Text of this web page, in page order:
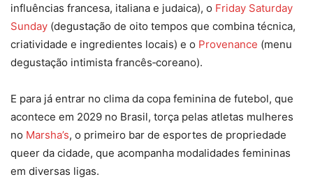
influências francesa, italiana e judaica), o Friday Saturday
Sunday (degustação de oito tempos que combina técnica,
criatividade e ingredientes locais) e o Provenance (menu
degustação intimista francês‑coreano).​
E para já entrar no clima da copa feminina de futebol, que
acontece em 2029 no Brasil, torça pelas atletas mulheres
no Marsha’s, o primeiro bar de esportes de propriedade
queer da cidade, que acompanha modalidades femininas
em diversas ligas.​